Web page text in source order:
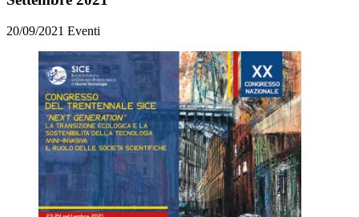
20/09/2021 Eventi